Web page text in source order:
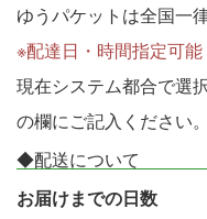
ゆうパケットは全国一
※配達日・時間指定可能
現在システム都合で選
の欄にご記入ください。
◆配送について
お届けまでの日数